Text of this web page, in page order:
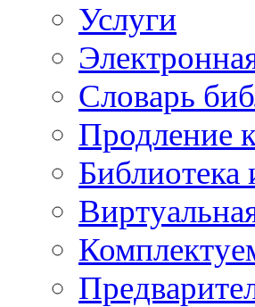
Услуги
Словарь
Продление